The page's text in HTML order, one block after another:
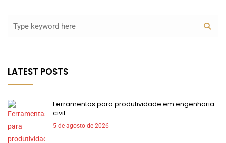
LATEST POSTS
Ferramentas para produtividade em engenharia
civil
5 de agosto de 2026